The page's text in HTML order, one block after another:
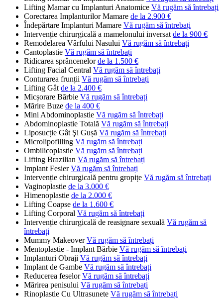
Lifting Mamar cu Implanturi Anatomice Vă rugăm să întrebați
Corectarea Implanturilor Mamare de la 2.900 €
Îndepărtare Implanturi Mamare Vă rugăm să întrebați
Intervenție chirurgicală a mamelonului inversat de la 900 €
Remodelarea Vârfului Nasului Vă rugăm să întrebați
Cantoplastie Vă rugăm să întrebați
Ridicarea sprâncenelor de la 1.500 €
Lifting Facial Central Vă rugăm să întrebați
Conturarea frunții Vă rugăm să întrebați
Lifting Gât de la 2.400 €
Micșorare Bărbie Vă rugăm să întrebați
Mărire Buze de la 400 €
Mini Abdominoplastie Vă rugăm să întrebați
Abdominoplastie Totală Vă rugăm să întrebați
Liposucție Gât Şi Gușă Vă rugăm să întrebați
Microlipofilling Vă rugăm să întrebați
Ombilicoplastie Vă rugăm să întrebați
Lifting Brazilian Vă rugăm să întrebați
Implant Fesier Vă rugăm să întrebați
Intervenție chirurgicală pentru gropițe Vă rugăm să întrebați
Vaginoplastie de la 3.000 €
Himenoplastie de la 2.000 €
Lifting Coapse de la 1.600 €
Lifting Corporal Vă rugăm să întrebați
Intervenție chirurgicală de reasignare sexuală Vă rugăm să
întrebați
Mummy Makeover Vă rugăm să întrebați
Mentoplastie - Implant Bărbie Vă rugăm să întrebați
Implanturi Obraji Vă rugăm să întrebați
Implant de Gambe Vă rugăm să întrebați
Reducerea feselor Vă rugăm să întrebați
Mărirea penisului Vă rugăm să întrebați
Rinoplastie Cu Ultrasunete Vă rugăm să întrebați